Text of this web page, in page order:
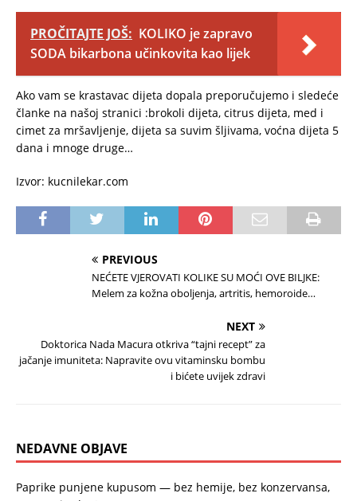
PROČITAJTE JOŠ: KOLIKO je zapravo
SODA bikarbona učinkovita kao lijek
Ako vam se krastavac dijeta dopala preporučujemo i sledeće
članke na našoj stranici :brokoli dijeta, citrus dijeta, med i
cimet za mršavljenje, dijeta sa suvim šljivama, voćna dijeta 5
dana i mnoge druge…
Izvor: kucnilekar.com
PREVIOUS
NEĆETE VJEROVATI KOLIKE SU MOĆI OVE BILJKE:
Melem za kožna oboljenja, artritis, hemoroide…
NEXT
Doktorica Nada Macura otkriva “tajni recept” za
jačanje imuniteta: Napravite ovu vitaminsku bombu
i bićete uvijek zdravi
NEDAVNE OBJAVE
Paprike punjene kupusom — bez hemije, bez konzervansa,